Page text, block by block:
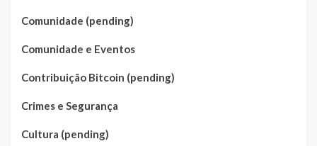
Comunidade (pending)
Comunidade e Eventos
Contribuição Bitcoin (pending)
Crimes e Segurança
Cultura (pending)